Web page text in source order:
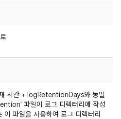
시간 + logRetentionDays와 동일
파일이 로그 디렉터리에 작성
이 파일을 사용하여 로그 디렉터리